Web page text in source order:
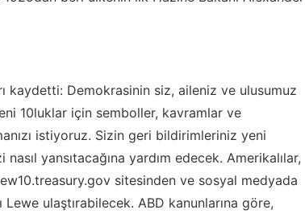
kaydetti: Demokrasinin siz, aileniz ve ulusumuz
10luklar için semboller, kavramlar ve
istiyoruz. Sizin geri bildirimleriniz yeni
yansıtacağına yardım edecek. Amerikalılar,
sitesinden ve sosyal medyada
ulaştırabilecek. ABD kanunlarına göre,